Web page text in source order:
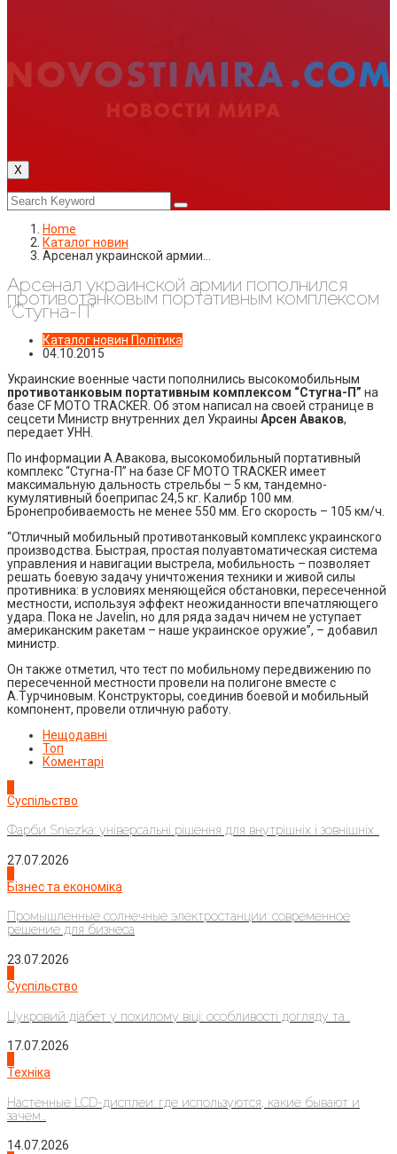
X
Home
Каталог новин
Арсенал украинской армии…
Арсенал украинской армии пополнился
противотанковым портативным комплексом
“Стугна-П”
Каталог новин Політика
04.10.2015
Украинские военные части пополнились высокомобильным
противотанковым портативным комплексом “Стугна-П” на
базе CF MOTO TRACKER. Об этом написал на своей странице в
сецсети Министр внутренних дел Украины Арсен Аваков,
передает УНН.
По информации А.Авакова, высокомобильный портативный
комплекс “Стугна-П” на базе CF MOTO TRACKER имеет
максимальную дальность стрельбы – 5 км, тандемно-
кумулятивный боеприпас 24,5 кг. Калибр 100 мм.
Бронепробиваемость не менее 550 мм. Его скорость – 105 км/ч.
“Отличный мобильный противотанковый комплекс украинского
производства. Быстрая, простая полуавтоматическая система
управления и навигации выстрела, мобильность – позволяет
решать боевую задачу уничтожения техники и живой силы
противника: в условиях меняющейся обстановки, пересеченной
местности, используя эффект неожиданности впечатляющего
удара. Пока не Javelin, но для ряда задач ничем не уступает
американским ракетам – наше украинское оружие”, – добавил
министр.
Он также отметил, что тест по мобильному передвижению по
пересеченной местности провели на полигоне вместе с
А.Турчиновым. Конструкторы, соединив боевой и мобильный
компонент, провели отличную работу.
Нещодавні
Топ
Коментарі
Суспільство
Фарби Sniezka: універсальні рішення для внутрішніх і зовнішніх...
27.07.2026
Бізнес та економіка
Промышленные солнечные электростанции: современное
решение для бизнеса
23.07.2026
Суспільство
Цукровий діабет у похилому віці: особливості догляду та...
17.07.2026
Техніка
Настенные LCD-дисплеи: где используются, какие бывают и
зачем...
14.07.2026